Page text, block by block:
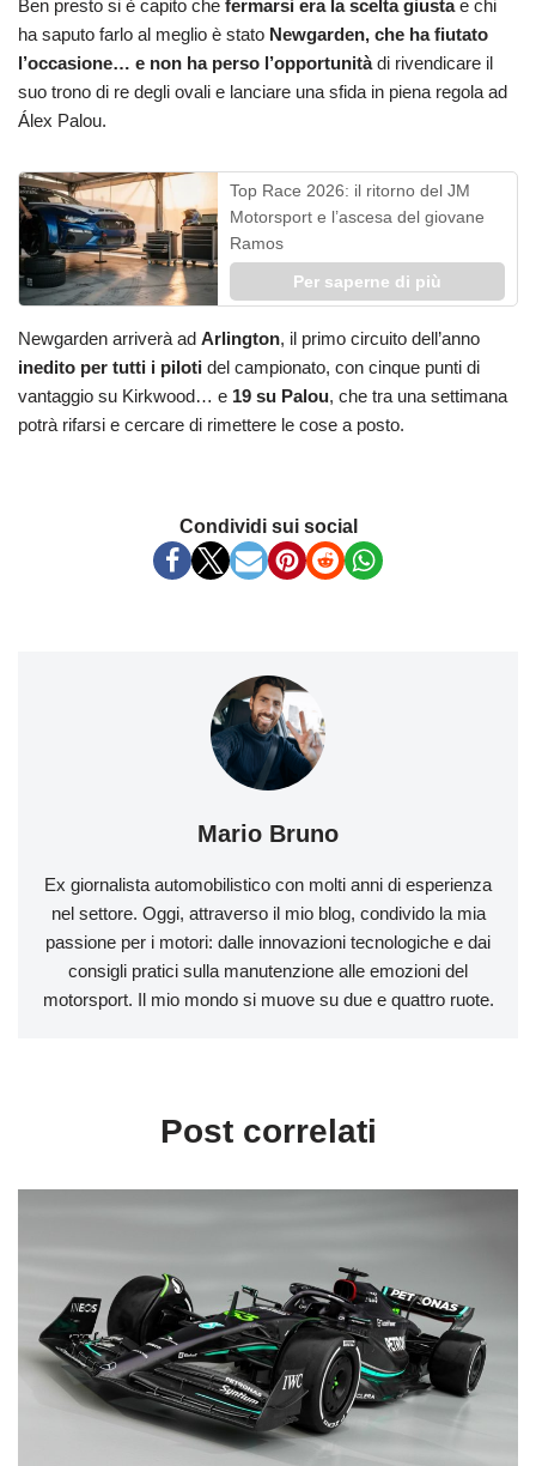
Ben presto si è capito che fermarsi era la scelta giustae chi
ha saputo farlo al meglio è stato Newgarden, che ha fiutato
l’occasione… e non ha perso l’opportunitàdi rivendicare il
suo trono di re degli ovali e lanciare una sfida in piena regola ad
Álex Palou.
Top Race 2026: il ritorno del JM
Motorsport e l’ascesa del giovane
Ramos
Per saperne di più
Newgarden arriverà ad Arlington, il primo circuito dell’anno
inedito per tutti i piloti del campionato, con cinque punti di
vantaggio su Kirkwood… e 19 su Palou, che tra una settimana
potrà rifarsi e cercare di rimettere le cose a posto.
Condividi sui social
Mario Bruno
Ex giornalista automobilistico con molti anni di esperienza
nel settore. Oggi, attraverso il mio blog, condivido la mia
passione per i motori: dalle innovazioni tecnologiche e dai
consigli pratici sulla manutenzione alle emozioni del
motorsport. Il mio mondo si muove su due e quattro ruote.
Post correlati